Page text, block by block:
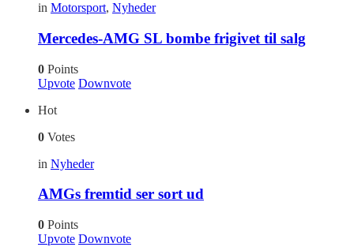
in Motorsport, Nyheder
Mercedes-AMG SL bombe frigivet til salg
0 Points
Upvote Downvote
Hot
0 Votes
in Nyheder
AMGs fremtid ser sort ud
0 Points
Upvote Downvote